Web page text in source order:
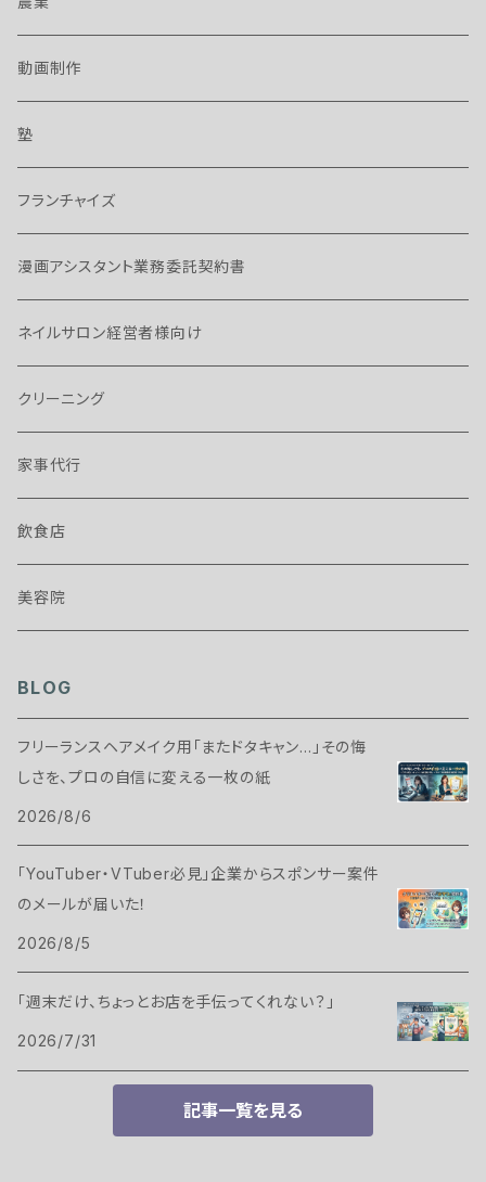
動画制作
塾
フランチャイズ
漫画アシスタント業務委託契約書
ネイルサロン経営者様向け
クリーニング
家事代行
飲食店
美容院
BLOG
フリーランスヘアメイク用「またドタキャン…」その悔
しさを、プロの自信に変える一枚の紙
2026/8/6
「YouTuber・VTuber必見」企業からスポンサー案件
のメールが届いた！
2026/8/5
「週末だけ、ちょっとお店を手伝ってくれない？」
2026/7/31
記事一覧を見る